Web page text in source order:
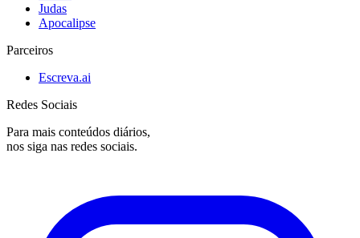
Judas
Apocalipse
Parceiros
Escreva.ai
Redes Sociais
Para mais conteúdos diários,
nos siga nas redes sociais.